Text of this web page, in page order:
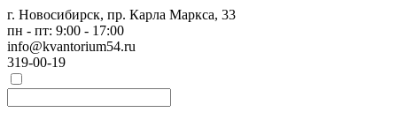
г. Новосибирск, пр. Карла Маркса, 33
пн - пт: 9:00 - 17:00
info@kvantorium54.ru
319-00-19